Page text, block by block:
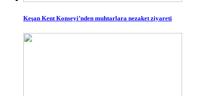
Keşan Kent Konseyi’nden muhtarlara nezaket ziyareti